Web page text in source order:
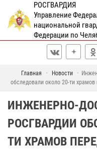
РОСГВАРДИЯ
Управление
национальной
Федерации по
Главная Новости
обследовали около 20-ти
ИНЖЕНЕРНО-
РОСГВАРДИИ
ТИ ХРАМОВ